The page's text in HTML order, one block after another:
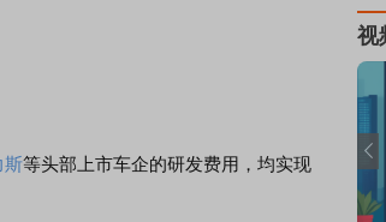
斯等头部上市车企的研发费用，均实现
视